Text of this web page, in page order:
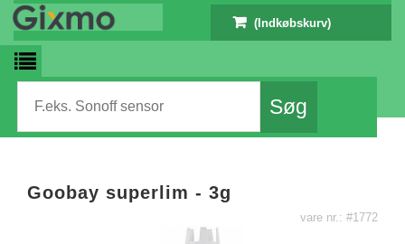
(Indkøbskurv)
Goobay superlim - 3g
vare nr.: #1772